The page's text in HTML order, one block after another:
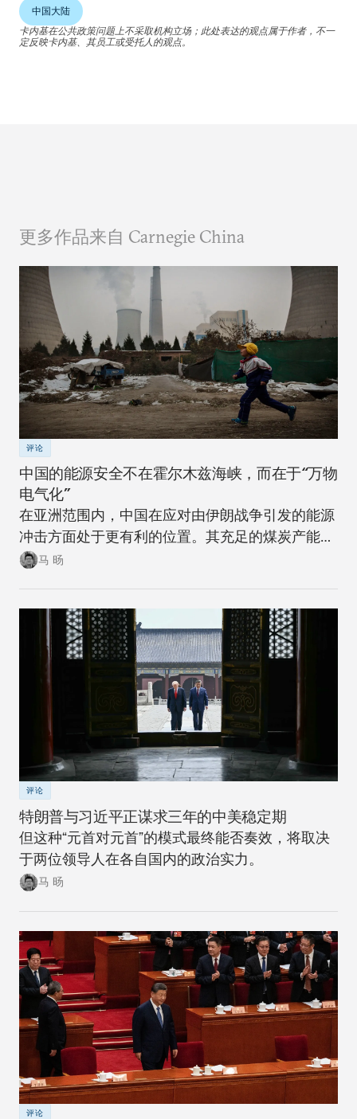
中国大陆
卡内基在公共政策问题上不采取机构立场；此处表达的观点属于作者，不一
定反映卡内基、其员工或受托人的观点。
更多作品来自 Carnegie China
评论
中国的能源安全不在霍尔木兹海峡，而在于“万物
电气化”
在亚洲范围内，中国在应对由伊朗战争引发的能源
冲击方面处于更有利的位置。其充足的煤炭产能可
以在短期内确保稳定。同时，随着该国逐步推进摆
马 旸
评论
特朗普与习近平正谋求三年的中美稳定期
但这种“元首对元首”的模式最终能否奏效，将取决
于两位领导人在各自国内的政治实力。
马 旸
评论